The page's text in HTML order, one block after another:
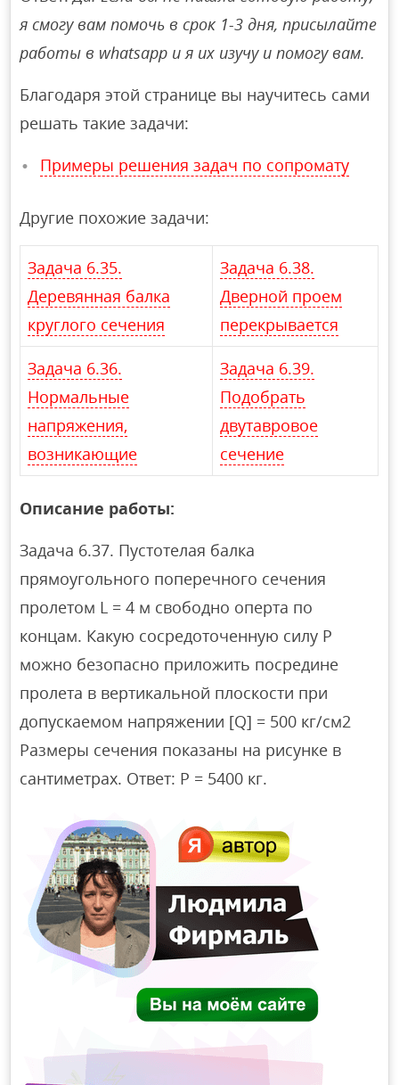
я смогу вам помочь в срок 1-3 дня, присылайте
работы в whatsapp и я их изучу и помогу вам.
Благодаря этой странице вы научитесь сами
решать такие задачи:
Примеры решения задач по сопромату
Другие похожие задачи:
Задача 6.35.
Деревянная балка
круглого сечения
Задача 6.38.
Дверной проем
перекрывается
Задача 6.36.
Нормальные
напряжения,
возникающие
Задача 6.39.
Подобрать
двутавровое
сечение
Описание работы:
Задача 6.37. Пустотелая балка
прямоугольного поперечного сечения
пролетом L = 4 м свободно оперта по
концам. Какую сосредоточенную силу Р
можно безопасно приложить посредине
пролета в вертикальной плоскости при
допускаемом напряжении [Q] = 500 кг/см2
Размеры сечения показаны на рисунке в
сантиметрах. Ответ: Р = 5400 кг.